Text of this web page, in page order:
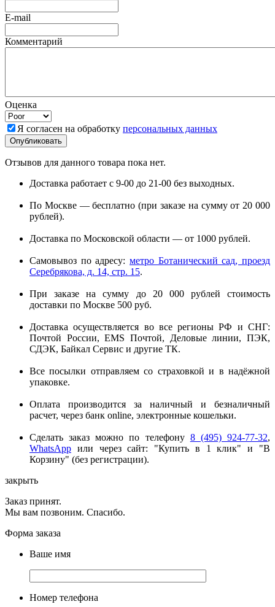
E-mail
Комментарий
Оценка
Я согласен на обработку персональных данных
Отзывов для данного товара пока нет.
Доставка работает с 9-00 до 21-00 без выходных.
По Москве — бесплатно (при заказе на сумму от 20 000
рублей).
Доставка по Московской области — от 1000 рублей.
Самовывоз по адресу: метро Ботанический сад, проезд
Серебрякова, д. 14, стр. 15.
При заказе на сумму до 20 000 рублей стоимость
доставки по Москве 500 руб.
Доставка осуществляется во все регионы РФ и СНГ:
Почтой России, EMS Почтой, Деловые линии, ПЭК,
СДЭК, Байкал Сервис и другие ТК.
Все посылки отправляем со страховкой и в надёжной
упаковке.
Оплата производится за наличный и безналичный
расчет, через банк online, электронные кошельки.
Сделать заказ можно по телефону 8 (495) 924-77-32,
WhatsApp или через сайт: "Купить в 1 клик" и "В
Корзину" (без регистрации).
закрыть
Заказ принят.
Мы вам позвоним. Спасибо.
Форма заказа
Ваше имя
Номер телефона